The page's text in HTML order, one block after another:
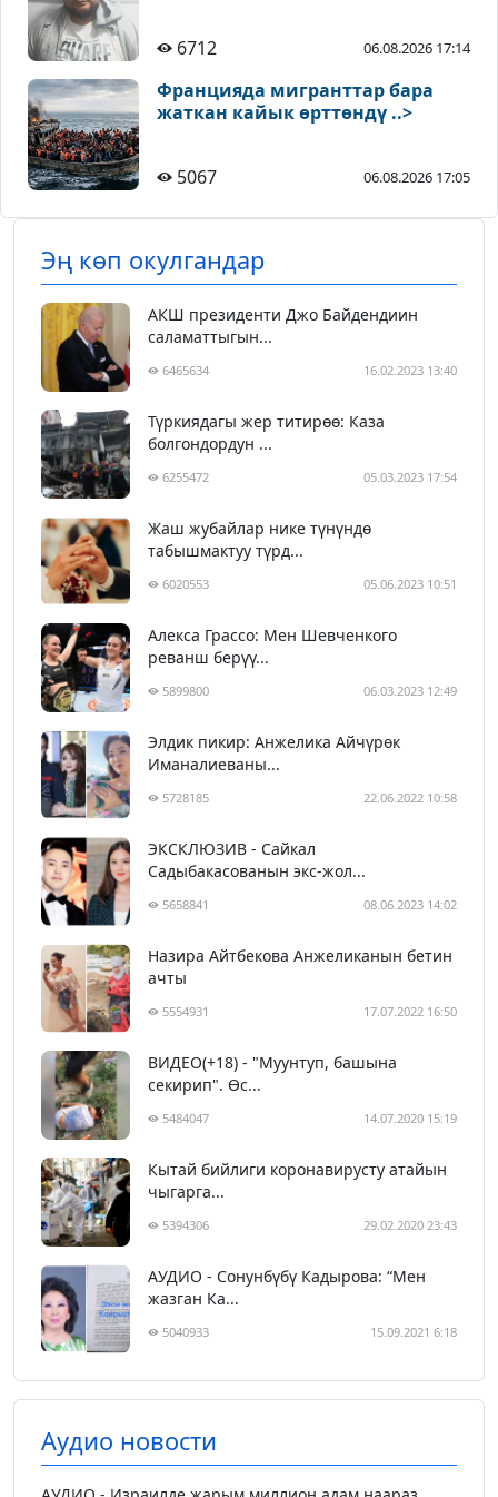
6712 06.08.2026 17:14
Францияда мигранттар бара
жаткан кайык өрттөндү ..>
5067 06.08.2026 17:05
Эң көп окулгандар
АКШ президенти Джо Байдендиин
саламаттыгын...
6465634 16.02.2023 13:40
Түркиядагы жер титирөө: Каза
болгондордун ...
6255472 05.03.2023 17:54
Жаш жубайлар нике түнүндө
табышмактуу түрд...
6020553 05.06.2023 10:51
Алекса Грассо: Мен Шевченкого
реванш берүү...
5899800 06.03.2023 12:49
Элдик пикир: Анжелика Айчүрөк
Иманалиеваны...
5728185 22.06.2022 10:58
ЭКСКЛЮЗИВ - Сайкал
Садыбакасованын экс-жол...
5658841 08.06.2023 14:02
Назира Айтбекова Анжеликанын бетин
ачты
5554931 17.07.2022 16:50
ВИДЕО(+18) - "Муунтуп, башына
секирип". Өс...
5484047 14.07.2020 15:19
Кытай бийлиги коронавирусту атайын
чыгарга...
5394306 29.02.2020 23:43
АУДИО - Сонунбүбү Кадырова: “Мен
жазган Ка...
5040933 15.09.2021 6:18
Аудио новости